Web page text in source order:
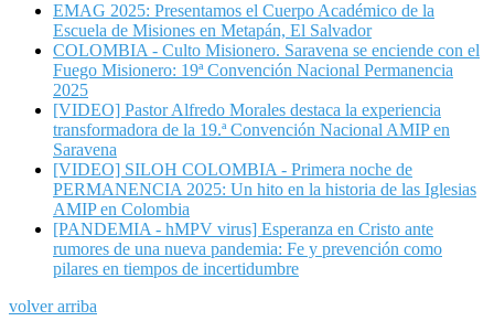
EMAG 2025: Presentamos el Cuerpo Académico de la
Escuela de Misiones en Metapán, El Salvador
COLOMBIA - Culto Misionero. Saravena se enciende con el
Fuego Misionero: 19ª Convención Nacional Permanencia
2025
[VIDEO] Pastor Alfredo Morales destaca la experiencia
transformadora de la 19.ª Convención Nacional AMIP en
Saravena
[VIDEO] SILOH COLOMBIA - Primera noche de
PERMANENCIA 2025: Un hito en la historia de las Iglesias
AMIP en Colombia
[PANDEMIA - hMPV virus] Esperanza en Cristo ante
rumores de una nueva pandemia: Fe y prevención como
pilares en tiempos de incertidumbre
volver arriba